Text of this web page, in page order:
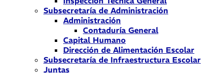
Subsecretaría de Administración
Administración
Contaduría General
Capital Humano
Dirección de Alimentación Escolar
Subsecretaría de Infraestructura Escolar
Juntas